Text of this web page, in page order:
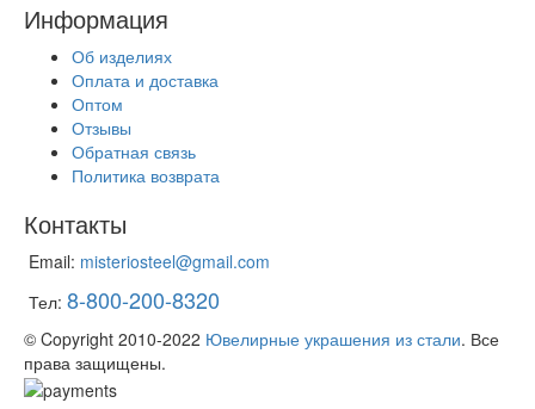
Информация
Об изделиях
Оплата и доставка
Оптом
Отзывы
Обратная связь
Политика возврата
Контакты
Email: misteriosteel@gmail.com
Тел: 8-800-200-8320
© Copyright 2010-2022 Ювелирные украшения из стали. Все
права защищены.